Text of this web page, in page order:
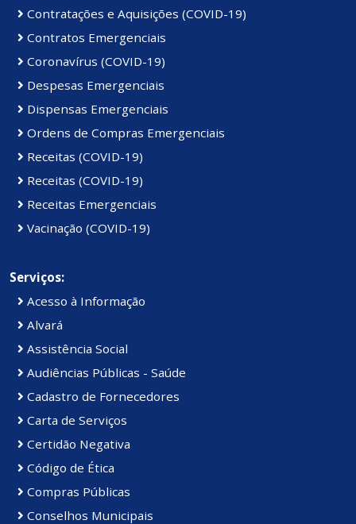
Contratações e Aquisições (COVID-19)
Contratos Emergenciais
Coronavírus (COVID-19)
Despesas Emergenciais
Dispensas Emergenciais
Ordens de Compras Emergenciais
Receitas (COVID-19)
Receitas (COVID-19)
Receitas Emergenciais
Vacinação (COVID-19)
Serviços:
Acesso à Informação
Alvará
Assistência Social
Audiências Públicas - Saúde
Cadastro de Fornecedores
Carta de Serviços
Certidão Negativa
Código de Ética
Compras Públicas
Conselhos Municipais